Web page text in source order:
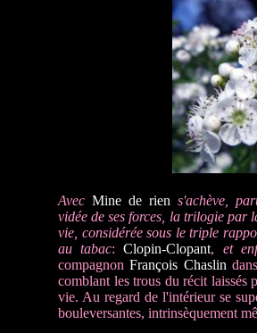
Avec Mine de rien s'achève,
vidée de ses forces, la trilogie par
vie, considérée sous le triple
au tabac:Clopin-Clopant, et
compagnonFrançois Chaslin
comblant les trous du récit laissés
vie. Au regard de l'intérieur se
bouleversantes, intrinsèquement